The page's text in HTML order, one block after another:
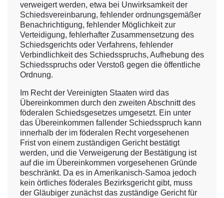
verweigert werden, etwa bei Unwirksamkeit der
Schiedsvereinbarung, fehlender ordnungsgemäßer
Benachrichtigung, fehlender Möglichkeit zur
Verteidigung, fehlerhafter Zusammensetzung des
Schiedsgerichts oder Verfahrens, fehlender
Verbindlichkeit des Schiedsspruchs, Aufhebung des
Schiedsspruchs oder Verstoß gegen die öffentliche
Ordnung.
Im Recht der Vereinigten Staaten wird das
Übereinkommen durch den zweiten Abschnitt des
föderalen Schiedsgesetzes umgesetzt. Ein unter
das Übereinkommen fallender Schiedsspruch kann
innerhalb der im föderalen Recht vorgesehenen
Frist von einem zuständigen Gericht bestätigt
werden, und die Verweigerung der Bestätigung ist
auf die im Übereinkommen vorgesehenen Gründe
beschränkt. Da es in Amerikanisch-Samoa jedoch
kein örtliches föderales Bezirksgericht gibt, muss
der Gläubiger zunächst das zuständige Gericht für